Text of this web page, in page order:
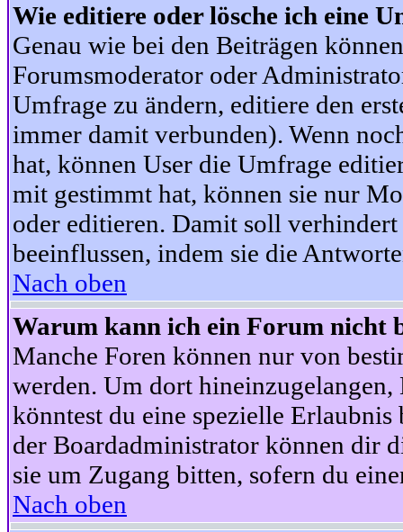
Wie editiere oder lösche ich eine
Genau wie bei den Beiträgen
Forumsmoderator oder
Umfrage zu ändern, editiere den
immer damit verbunden). Wenn
hat, können User die Umfrage
mit gestimmt hat, können sie nur
oder editieren. Damit soll
beeinflussen, indem sie die
Nach oben
Warum kann ich ein Forum nicht
Manche Foren können nur von
werden. Um dort hineinzugelangen,
könntest du eine spezielle
der Boardadministrator können dir
sie um Zugang bitten, sofern du
Nach oben